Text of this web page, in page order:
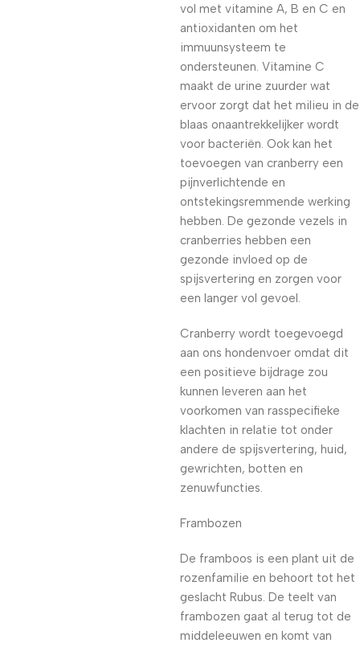
vol met vitamine A, B en C en
antioxidanten om het
immuunsysteem te
ondersteunen. Vitamine C
maakt de urine zuurder wat
ervoor zorgt dat het milieu in de
blaas onaantrekkelijker wordt
voor bacteriën. Ook kan het
toevoegen van cranberry een
pijnverlichtende en
ontstekingsremmende werking
hebben. De gezonde vezels in
cranberries hebben een
gezonde invloed op de
spijsvertering en zorgen voor
een langer vol gevoel.
Cranberry wordt toegevoegd
aan ons hondenvoer omdat dit
een positieve bijdrage zou
kunnen leveren aan het
voorkomen van rasspecifieke
klachten in relatie tot onder
andere de spijsvertering, huid,
gewrichten, botten en
zenuwfuncties.
Frambozen
De framboos is een plant uit de
rozenfamilie en behoort tot het
geslacht Rubus. De teelt van
frambozen gaat al terug tot de
middeleeuwen en komt van